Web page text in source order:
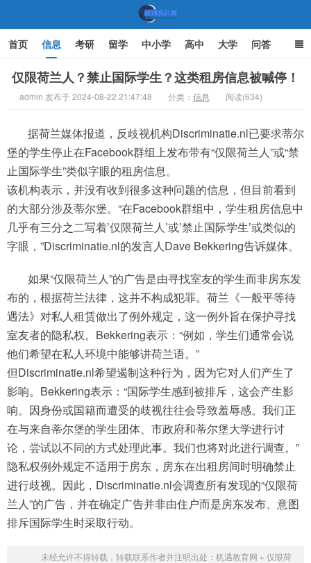
首页 信息 考研 留学 中小学 高中 大学 问答
文化 家庭教育
仅限荷兰人？禁止国际学生？这类租房信息被喊停！
admin 发布于 2024-08-22 21:47:48 分类： 信息 阅读(634)
据荷兰媒体报道，反歧视机构Discriminatie.nl已要求蒂尔
堡的学生停止在Facebook群组上发布带有“仅限荷兰人”或“禁
止国际学生”类似字眼的租房信息。
该机构表示，并没有收到很多这种问题的信息，但目前看到
的大部分涉及蒂尔堡。“在Facebook群组中，学生租房信息中
几乎有三分之二写着’仅限荷兰人’或’禁止国际学生’或类似的
字眼，”Discriminatie.nl的发言人Dave Bekkering告诉媒体。
如果“仅限荷兰人”的广告是由寻找室友的学生而非房东发
布的，根据荷兰法律，这并不构成犯罪。荷兰《一般平等待
遇法》对私人租赁做出了例外规定，这一例外旨在保护寻找
室友者的隐私权。Bekkering表示：“例如，学生们通常会说
他们希望在私人环境中能够讲荷兰语。”
但Discriminatie.nl希望遏制这种行为，因为它对人们产生了
影响。Bekkering表示：“国际学生感到被排斥，这会产生影
响。因身份或国籍而遭受的歧视往往会导致羞辱感。我们正
在与来自蒂尔堡的学生团体、市政府和蒂尔堡大学进行讨
论，尝试以不同的方式处理此事。我们也将对此进行调查。”
隐私权例外规定不适用于房东，房东在出租房间时明确禁止
进行歧视。因此，Discriminatie.nl会调查所有发现的“仅限荷
兰人”的广告，并在确定广告并非由住户而是房东发布、意图
排斥国际学生时采取行动。
未经允许不得转载，转载联系作者并注明出处： 机遇教育网 » 仅限荷